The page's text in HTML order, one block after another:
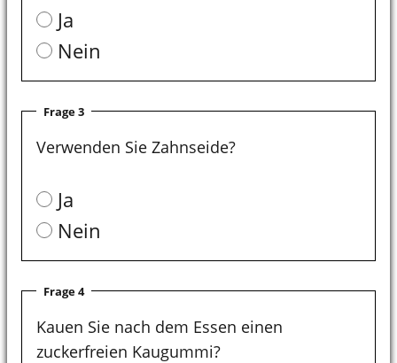
Ja
Nein
Frage 3
Verwenden Sie Zahnseide?
Ja
Nein
Frage 4
Kauen Sie nach dem Essen einen
zuckerfreien Kaugummi?